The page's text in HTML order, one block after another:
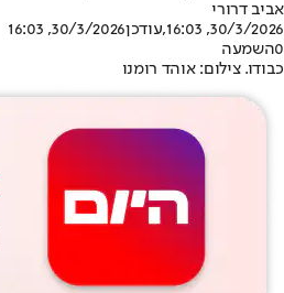
אביב דרורי
30/3/2026, 16:03
,עודכן30/3/2026, 16:03
0השמעה
כבודו. צילום: אוהד רומנו